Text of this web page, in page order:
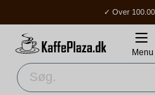
✓ Over
✓ Gratis
✓ Hjemmelevering /
Menu